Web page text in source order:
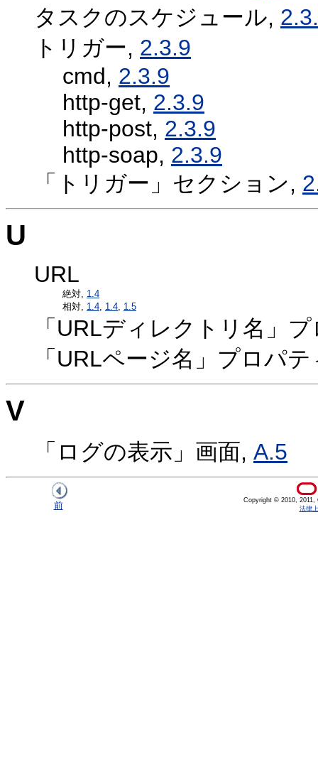
タスクのスケジュール,
トリガー, 2.3.9
cmd, 2.3.9
http-get, 2.3.9
http-post, 2.3.9
http-soap, 2.3.9
「トリガー」セクション,
U
URL
絶対, 1.4
相対, 1.4 1.4 1.5
「URLディレクトリ名」
「URLページ名」プロパ
V
「ログの表示」画面, A.5
前
Copyright © 2010, 2011,
法律